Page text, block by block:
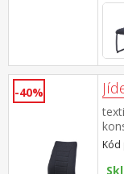
-40%
Kód